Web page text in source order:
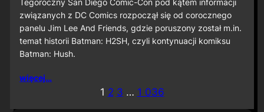
D
C
2
Tegoroczny San Diego Comic-Con pod kątem informacji
związanych z DC Comics rozpoczął się od corocznego
panelu Jim Lee And Friends, gdzie poruszony został m.in.
temat historii Batman: H2SH, czyli kontynuacji komiksu
Batman: Hush.
więcej…
1 2 3 … 1 036